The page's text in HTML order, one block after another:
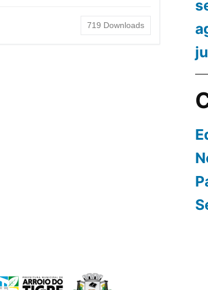
719 Downloads